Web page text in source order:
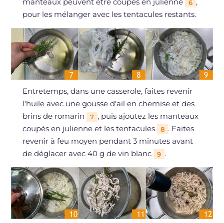
manteaux peuvent être coupés en julienne
6 ,
pour les mélanger avec les tentacules restants.
Entretemps, dans une casserole, faites revenir
l'huile avec une gousse d'ail en chemise et des
brins de romarin
7 , puis ajoutez les manteaux
coupés en julienne et les tentacules
8 . Faites
revenir à feu moyen pendant 3 minutes avant
de déglacer avec 40 g de vin blanc
9 .